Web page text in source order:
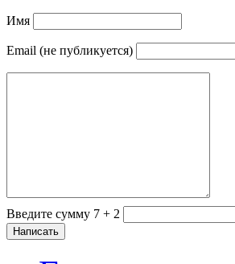
Имя
Email (не публикуется)
Введите сумму 7 + 2